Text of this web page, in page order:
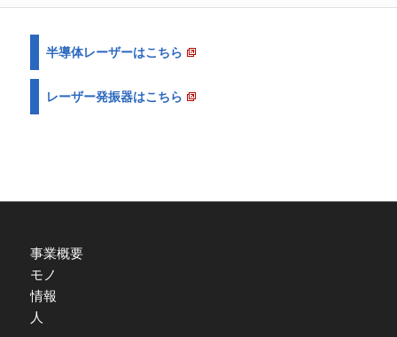
半導体レーザーはこちら
レーザー発振器はこちら
事業概要
モノ
情報
人